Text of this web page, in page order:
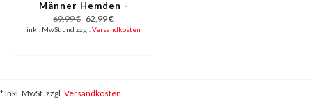
Männer Hemden -
3095 - Grün
69,99 € 62,99 €
inkl. MwSt und zzgl. Versandkosten
* Inkl. MwSt. zzgl. Versandkosten